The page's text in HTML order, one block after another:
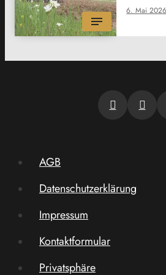
6. Mai 2026
AGB
Datenschutzerklärung
Impressum
Kontaktformular
Privatsphäre